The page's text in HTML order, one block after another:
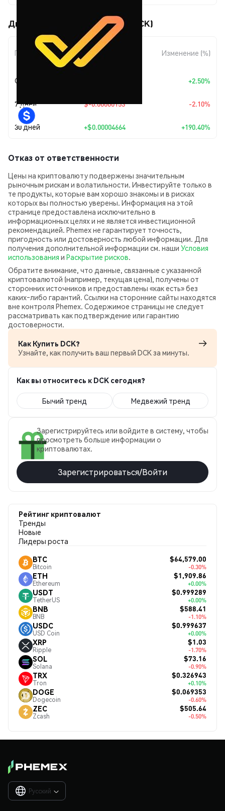
Движения цены DexCheck AI (DCK)
Период
Изменение
суммы
Изменение (%)
Сегодня +2.50%
7 дней $-0.00000153 -2.10%
30 дней +$0.00004664 +190.40%
Отказ от ответственности
Цены на криптовалюту подвержены значительным
рыночным рискам и волатильности. Инвестируйте только в
те продукты, которые вам хорошо знакомы и в рисках
которых вы полностью уверены. Информация на этой
странице предоставлена исключительно в
информационных целях и не является инвестиционной
рекомендацией. Phemex не гарантирует точность,
пригодность или достоверность любой информации. Для
получения дополнительной информации см. наши Условия
использования и Раскрытие рисков.
Обратите внимание, что данные, связанные с указанной
криптовалютой (например, текущая цена), получены от
сторонних источников и предоставлены «как есть» без
каких‑либо гарантий. Ссылки на сторонние сайты находятся
вне контроля Phemex. Содержимое страницы не следует
рассматривать как подтверждение или гарантию
достоверности.
Как Купить DCK?
Узнайте, как получить ваш первый DCK за минуты.
Как вы относитесь к DCK сегодня?
Бычий тренд Медвежий тренд
Зарегистрируйтесь или войдите в систему, чтобы
просмотреть больше информации о
криптовалютах.
Зарегистрироваться/Войти
Рейтинг криптовалют
Тренды
Новые
Лидеры роста
BTC
Bitcoin
$64,579.00
-0.30%
ETH
Ethereum
$1,909.86
+0.00%
USDT
TetherUS
$0.999289
+0.00%
BNB
BNB
$588.41
-1.10%
USDC
USD Coin
$0.999637
+0.00%
XRP
Ripple
$1.03
-1.70%
SOL
Solana
$73.16
-0.90%
TRX
Tron
$0.326943
+0.10%
DOGE
Dogecoin
$0.069353
-0.60%
ZEC
Zcash
$505.64
-0.50%
Русский 